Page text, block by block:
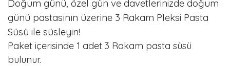
Doğum günü, özel gün ve davetlerinizde doğum
günü pastasının üzerine 3 Rakam Pleksi Pasta
Süsü ile süsleyin!
Paket içerisinde 1 adet 3 Rakam pasta süsü
bulunur.